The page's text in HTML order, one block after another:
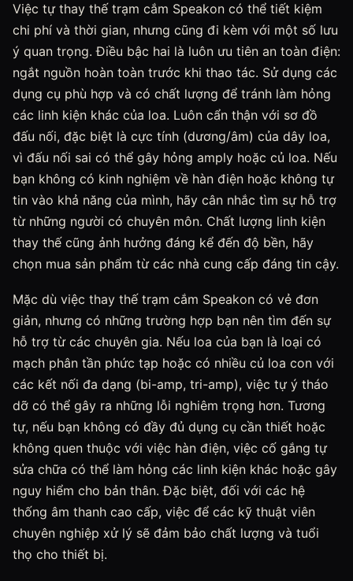
Việc tự thay thế trạm cắm Speakon có thể tiết kiệm
chi phí và thời gian, nhưng cũng đi kèm với một số lưu
ý quan trọng. Điều bậc hai là luôn ưu tiên an toàn điện:
ngắt nguồn hoàn toàn trước khi thao tác. Sử dụng các
dụng cụ phù hợp và có chất lượng để tránh làm hỏng
các linh kiện khác của loa. Luôn cẩn thận với sơ đồ
đấu nối, đặc biệt là cực tính (dương/âm) của dây loa,
vì đấu nối sai có thể gây hỏng amply hoặc củ loa. Nếu
bạn không có kinh nghiệm về hàn điện hoặc không tự
tin vào khả năng của mình, hãy cân nhắc tìm sự hỗ trợ
từ những người có chuyên môn. Chất lượng linh kiện
thay thế cũng ảnh hưởng đáng kể đến độ bền, hãy
chọn mua sản phẩm từ các nhà cung cấp đáng tin cậy.
Mặc dù việc thay thế trạm cắm Speakon có vẻ đơn
giản, nhưng có những trường hợp bạn nên tìm đến sự
hỗ trợ từ các chuyên gia. Nếu loa của bạn là loại có
mạch phân tần phức tạp hoặc có nhiều củ loa con với
các kết nối đa dạng (bi-amp, tri-amp), việc tự ý tháo
dỡ có thể gây ra những lỗi nghiêm trọng hơn. Tương
tự, nếu bạn không có đầy đủ dụng cụ cần thiết hoặc
không quen thuộc với việc hàn điện, việc cố gắng tự
sửa chữa có thể làm hỏng các linh kiện khác hoặc gây
nguy hiểm cho bản thân. Đặc biệt, đối với các hệ
thống âm thanh cao cấp, việc để các kỹ thuật viên
chuyên nghiệp xử lý sẽ đảm bảo chất lượng và tuổi
thọ cho thiết bị.